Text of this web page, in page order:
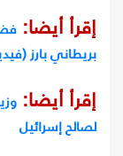
إقرأ أيضا:
بريطاني بارز
إقرأ أيضا:
لصالح إسرائيل